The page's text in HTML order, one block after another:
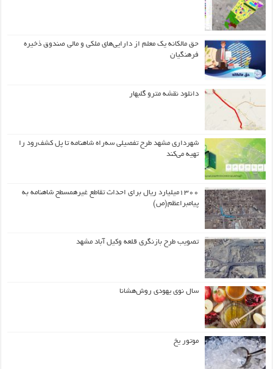
حق مالکانه یک معلم از دارایی‌های ملکی و مالی صندوق ذخیره
فرهنگیان
دانلود نقشه مترو گلبهار
شهرداری مشهد طرح تفصیلی سه‌راه شاهنامه تا پل کشف‌رود را
تهیه می‌کند
۱۳۰۰میلیارد ریال برای احداث تقاطع غیرهمسطح شاهنامه به
پیامبراعظم(ص)
تصویب طرح بازنگری قلعه وکیل آباد مشهد
سال نوی یهودی روش‌هشانا
موتور یخ